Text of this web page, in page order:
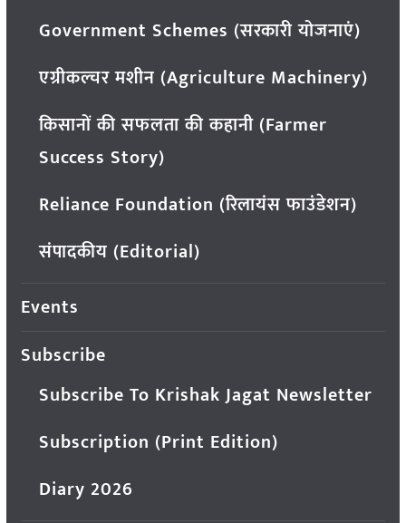
Government Schemes (सरकारी योजनाएं)
एग्रीकल्चर मशीन (Agriculture Machinery)
किसानों की सफलता की कहानी (Farmer
Success Story)
Reliance Foundation (रिलायंस फाउंडेशन)
संपादकीय (Editorial)
Events
Subscribe
Subscribe To Krishak Jagat Newsletter
Subscription (Print Edition)
Diary 2026